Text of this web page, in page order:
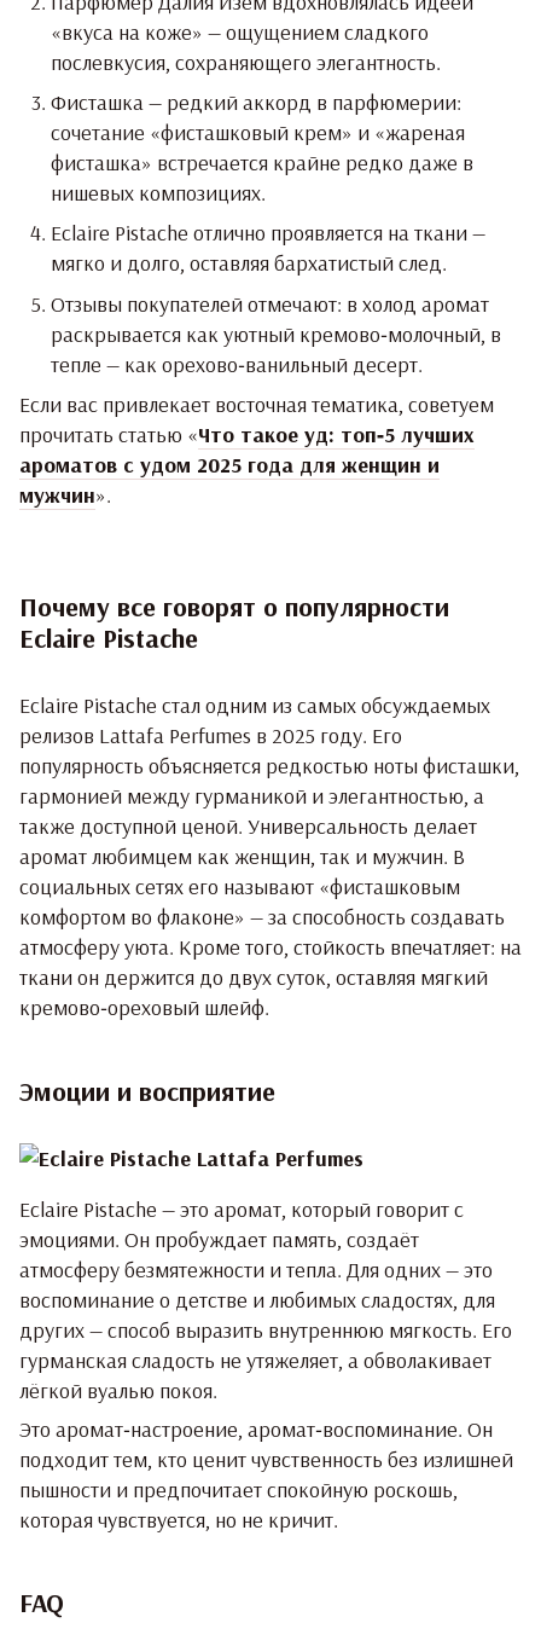
«вкуса на коже» — ощущением сладкого
послевкусия, сохраняющего элегантность.
Фисташка — редкий аккорд в парфюмерии:
сочетание «фисташковый крем» и «жареная
фисташка» встречается крайне редко даже в
нишевых композициях.
Eclaire Pistache отлично проявляется на ткани —
мягко и долго, оставляя бархатистый след.
Отзывы покупателей отмечают: в холод аромат
раскрывается как уютный кремово‑молочный, в
тепле — как орехово‑ванильный десерт.
Если вас привлекает восточная тематика, советуем
прочитать статью «Что такое уд: топ‑5 лучших
ароматов с удом 2025 года для женщин и
мужчин».
Почему все говорят о популярности
Eclaire Pistache
Eclaire Pistache стал одним из самых обсуждаемых
релизов Lattafa Perfumes в 2025 году. Его
популярность объясняется редкостью ноты фисташки,
гармонией между гурманикой и элегантностью, а
также доступной ценой. Универсальность делает
аромат любимцем как женщин, так и мужчин. В
социальных сетях его называют «фисташковым
комфортом во флаконе» — за способность создавать
атмосферу уюта. Кроме того, стойкость впечатляет: на
ткани он держится до двух суток, оставляя мягкий
кремово‑ореховый шлейф.
Эмоции и восприятие
Eclaire Pistache — это аромат, который говорит с
эмоциями. Он пробуждает память, создаёт
атмосферу безмятежности и тепла. Для одних — это
воспоминание о детстве и любимых сладостях, для
других — способ выразить внутреннюю мягкость. Его
гурманская сладость не утяжеляет, а обволакивает
лёгкой вуалью покоя.
Это аромат‑настроение, аромат‑воспоминание. Он
подходит тем, кто ценит чувственность без излишней
пышности и предпочитает спокойную роскошь,
которая чувствуется, но не кричит.
FAQ